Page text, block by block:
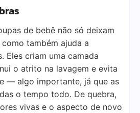
de bebê não só deixam
também ajuda a
Eles criam uma camada
o atrito na lavagem e evita
— algo importante, já que as
o tempo todo. De quebra,
vivas e o aspecto de novo